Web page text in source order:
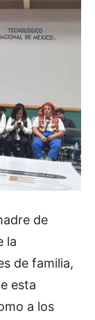
de
la
de familia,
esta
a los